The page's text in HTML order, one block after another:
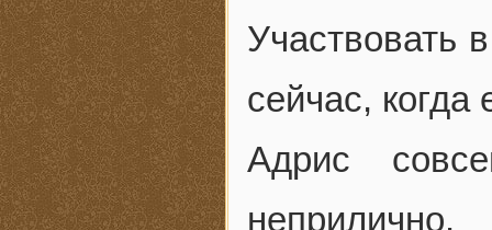
Участвовать
сейчас,
Адрис
неприлично.